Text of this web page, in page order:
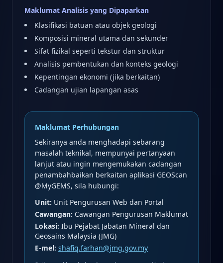
Maklumat Analisis yang Dipaparkan
Klasifikasi batuan atau objek geologi
Komposisi mineral utama dan sekunder
Sifat fizikal seperti tekstur dan struktur
Analisis pembentukan dan konteks geologi
Kepentingan ekonomi (jika berkaitan)
Cadangan ujian lapangan asas
Maklumat Perhubungan
Sekiranya anda menghadapi sebarang
masalah teknikal, mempunyai pertanyaan
lanjut atau ingin mengemukakan cadangan
penambahbaikan berkaitan aplikasi GEOScan
@MyGEMS, sila hubungi:
Unit: Unit Pengurusan Web dan Portal
Cawangan: Cawangan Pengurusan Maklumat
Lokasi: Ibu Pejabat Jabatan Mineral dan
Geosains Malaysia (JMG)
E-mel: shafiq.farhan@jmg.gov.my